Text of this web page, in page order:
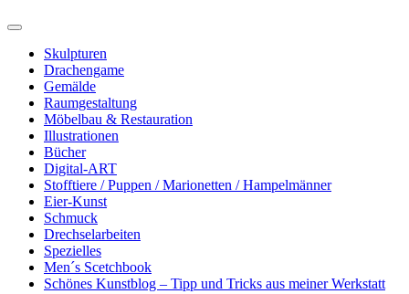
Skulpturen
Drachengame
Gemälde
Raumgestaltung
Möbelbau & Restauration
Illustrationen
Bücher
Digital-ART
Stofftiere / Puppen / Marionetten / Hampelmänner
Eier-Kunst
Schmuck
Drechselarbeiten
Spezielles
Men´s Scetchbook
Schönes Kunstblog – Tipp und Tricks aus meiner Werkstatt